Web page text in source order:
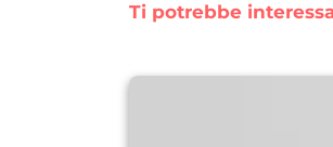
Ti potrebbe